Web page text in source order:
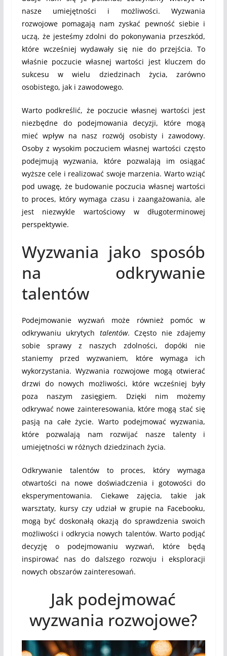
nasze umiejętności i możliwości. Wyzwania
rozwojowe pomagają nam zyskać pewność siebie i
uczą, że jesteśmy zdolni do pokonywania przeszkód,
które wcześniej wydawały się nie do przejścia. To
właśnie poczucie własnej wartości jest kluczem do
sukcesu w wielu dziedzinach życia, zarówno
osobistego, jak i zawodowego.
Warto podkreślić, że poczucie własnej wartości jest
niezbędne do podejmowania decyzji, które mogą
mieć wpływ na nasz rozwój osobisty i zawodowy.
Osoby z wysokim poczuciem własnej wartości często
podejmują wyzwania, które pozwalają im osiągać
wyższe cele i realizować swoje marzenia. Warto wziąć
pod uwagę, że budowanie poczucia własnej wartości
to proces, który wymaga czasu i zaangażowania, ale
jest niezwykle wartościowy w długoterminowej
perspektywie.
Wyzwania jako sposób
na odkrywanie
talentów
Podejmowanie wyzwań może również pomóc w
odkrywaniu ukrytych talentów. Często nie zdajemy
sobie sprawy z naszych zdolności, dopóki nie
staniemy przed wyzwaniem, które wymaga ich
wykorzystania. Wyzwania rozwojowe mogą otwierać
drzwi do nowych możliwości, które wcześniej były
poza naszym zasięgiem. Dzięki nim możemy
odkrywać nowe zainteresowania, które mogą stać się
pasją na całe życie. Warto podejmować wyzwania,
które pozwalają nam rozwijać nasze talenty i
umiejętności w różnych dziedzinach życia.
Odkrywanie talentów to proces, który wymaga
otwartości na nowe doświadczenia i gotowości do
eksperymentowania. Ciekawe zajęcia, takie jak
warsztaty, kursy czy udział w grupie na Facebooku,
mogą być doskonałą okazją do sprawdzenia swoich
możliwości i odkrycia nowych talentów. Warto podjąć
decyzję o podejmowaniu wyzwań, które będą
inspirować nas do dalszego rozwoju i eksploracji
nowych obszarów zainteresowań.
Jak podejmować
wyzwania rozwojowe?